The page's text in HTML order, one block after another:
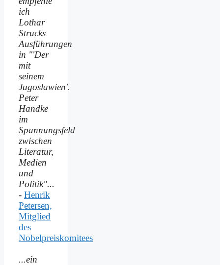
ich
Lothar
Strucks
Ausführungen
in "'Der
mit
seinem
Jugoslawien'.
Peter
Handke
im
Spannungsfeld
zwischen
Literatur,
Medien
und
Politik"...
- Henrik
Petersen,
Mitglied
des
Nobelpreiskomitees
...ein